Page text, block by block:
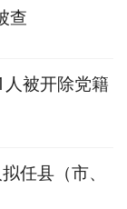
查
被开除党籍
任县（市、